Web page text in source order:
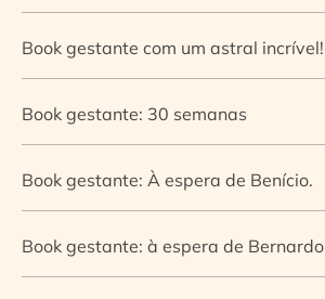
Book gestante com um astral incrível!
Book gestante: 30 semanas
Book gestante: À espera de Benício.
Book gestante: à espera de Bernardo